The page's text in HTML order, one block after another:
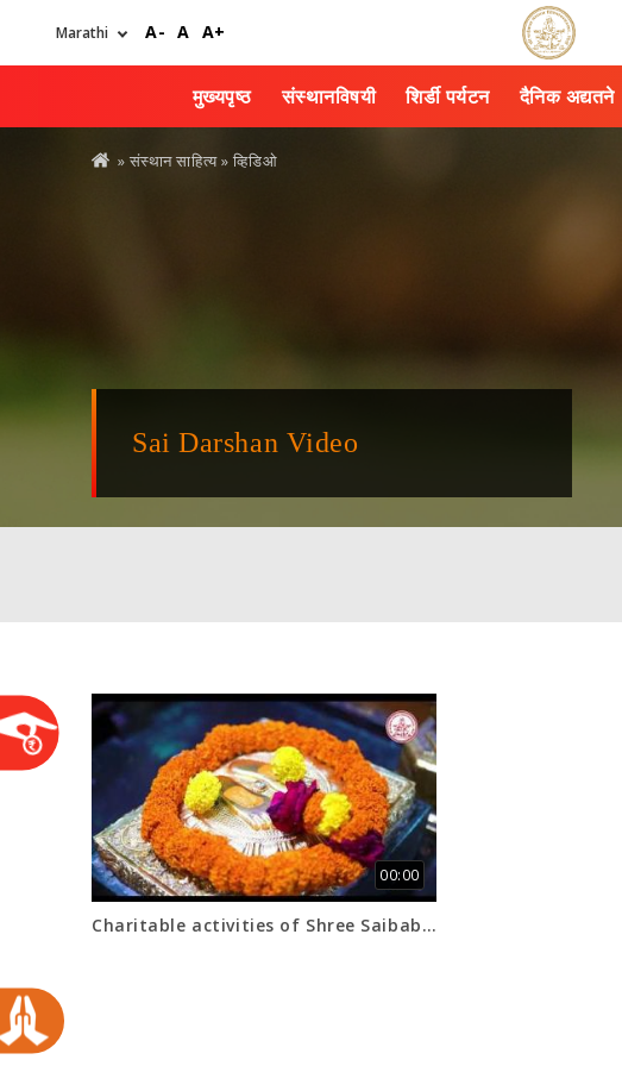
A- A A+
मुख्यपृष्ठ संस्थानविषयी शिर्डी पर्यटन दैनिक अद्यतने
» संस्थान साहित्य» व्हिडिओ
Sai Darshan Video
00:00
Charitable activities of Shree Saibaba Sansthan,...